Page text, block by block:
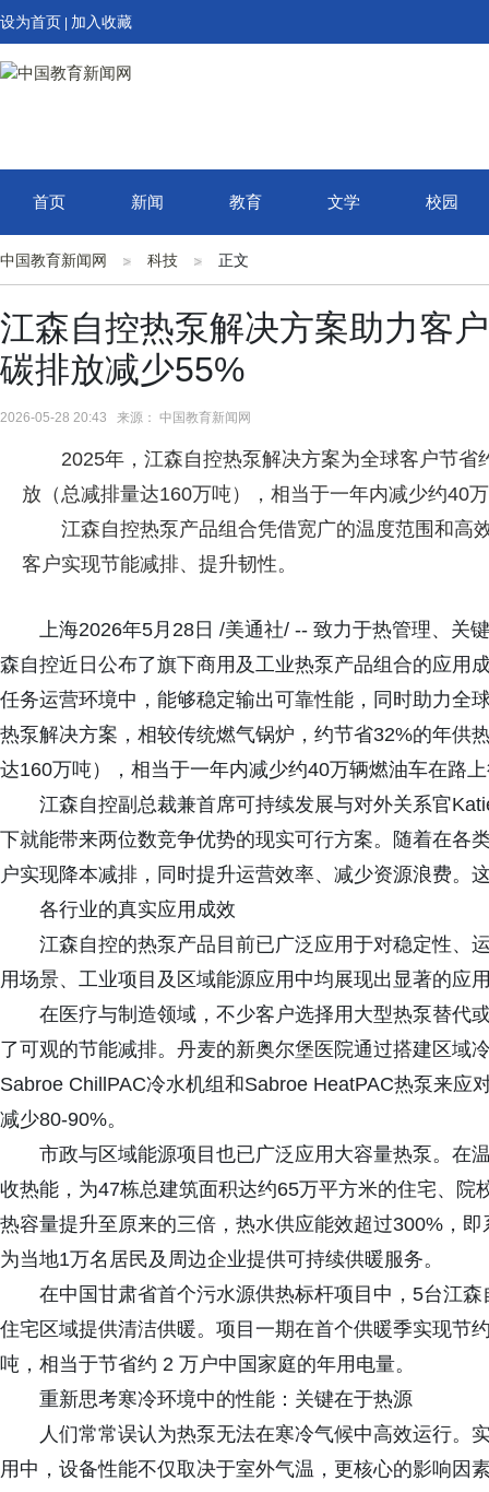
设为首页 加入收藏
首页 新闻 教育 文学 校园
中国教育新闻网 科技 正文
江森自控热泵解决方案助力客
碳排放减少55%
2026-05-28 20:43 来源： 中国教育新闻网
2025年，江森自控热泵解决方案为全球客户节
放（总减排量达160万吨），相当于一年内减少约40
江森自控热泵产品组合凭借宽广的温度范围和高
客户实现节能减排、提升韧性。
上海2026年5月28日 /美通社/ -- 致力于热管理、关
森自控近日公布了旗下商用及工业热泵产品组合的应用
任务运营环境中，能够稳定输出可靠性能，同时助力全
热泵解决方案，相较传统燃气锅炉，约节省32%的年供
达160万吨），相当于一年内减少约40万辆燃油车在路
江森自控副总裁兼首席可持续发展与对外关系官
下就能带来两位数竞争优势的现实可行方案。随着在各
户实现降本减排，同时提升运营效率、减少资源浪费。
各行业的真实应用成效
江森自控的热泵产品目前已广泛应用于对稳定性、
用场景、工业项目及区域能源应用中均展现出显著的应
在医疗与制造领域，不少客户选择用大型热泵替代
了可观的节能减排。丹麦的新奥尔堡医院通过搭建区域
Sabroe ChillPAC冷水机组和Sabroe HeatPAC热泵来应
减少80-90%。
市政与区域能源项目也已广泛应用大容量热泵。在
收热能，为47栋总建筑面积达约65万平方米的住宅、
热容量提升至原来的三倍，热水供应能效超过300%，
为当地1万名居民及周边企业提供可持续供暖服务。
在中国甘肃省首个污水源供热标杆项目中，5台江
住宅区域提供清洁供暖。项目一期在首个供暖季实现节
吨，相当于节省约 2 万户中国家庭的年用电量。
重新思考寒冷环境中的性能：关键在于热源
人们常常误认为热泵无法在寒冷气候中高效运行。
用中，设备性能不仅取决于室外气温，更核心的影响因